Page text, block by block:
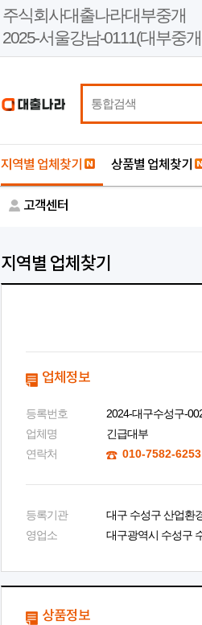
주식회사대출나라대부중개
2025-서울강남-0111(대부중
지역별 업체찾기 상품별 업체찾기
고객센터
지역별 업체찾기
업체정보
등록번호
2024-대구수성구-
업체명
긴급대부
연락처
010-7582-6253
등록기관
대구 수성구 산업환
영업소
대구광역시 수성구
상품정보